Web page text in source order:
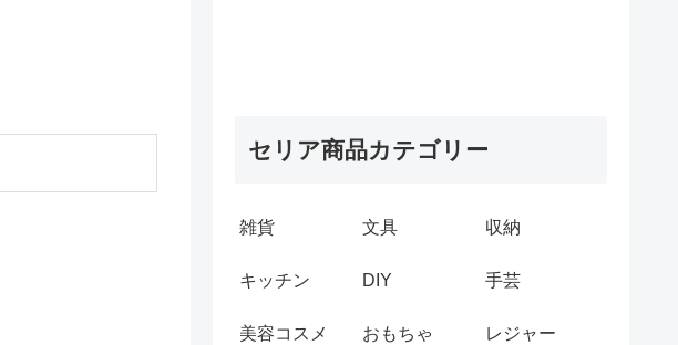
セリア商品カテゴリー
雑貨 文具 収納
キッチン DIY 手芸
美容コスメ おもちゃ レジャー